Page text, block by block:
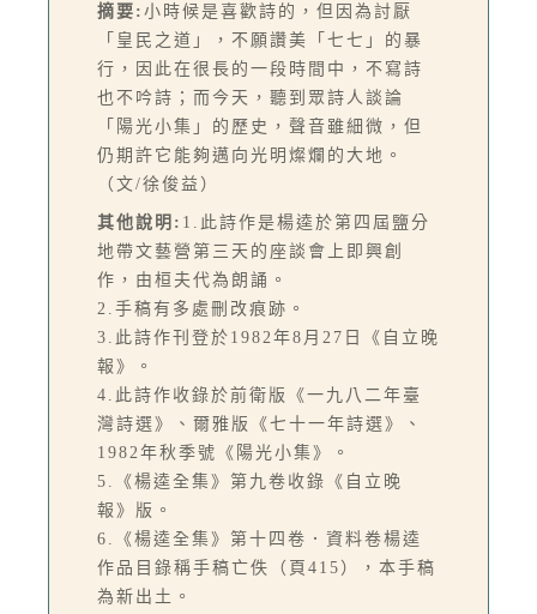
摘要: 小時候是喜歡詩的，但因為討厭
「皇民之道」，不願讚美「七七」的暴
行，因此在很長的一段時間中，不寫詩
也不吟詩；而今天，聽到眾詩人談論
「陽光小集」的歷史，聲音雖細微，但
仍期許它能夠邁向光明燦爛的大地。
（文/徐俊益）
其他說明: 1.此詩作是楊逵於第四屆鹽分
地帶文藝營第三天的座談會上即興創
作，由桓夫代為朗誦。
2.手稿有多處刪改痕跡。
3.此詩作刊登於1982年8月27日《自立晚
報》。
4.此詩作收錄於前衛版《一九八二年臺
灣詩選》、爾雅版《七十一年詩選》、
1982年秋季號《陽光小集》。
5.《楊逵全集》第九卷收錄《自立晚
報》版。
6.《楊逵全集》第十四卷．資料卷楊逵
作品目錄稱手稿亡佚（頁415），本手稿
為新出土。